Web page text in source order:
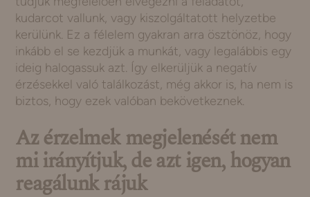
kudarcot vallunk, vagy kiszolgáltatott helyzetbe
kerülünk. Ez a félelem gyakran arra ösztönöz, hogy
inkább el se kezdjük a munkát, vagy legalábbis egy
ideig halogassuk azt. Így elkerüljük a negatív
érzésekkel való találkozást, még akkor is, ha nem is
biztos, hogy ezek valóban bekövetkeznek.
Az érzelmek megjelenését nem
mi irányítjuk, de azt igen, hogyan
reagálunk rájuk